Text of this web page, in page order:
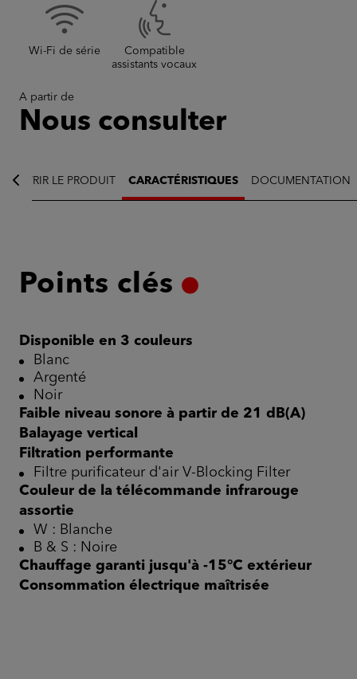
bâtiment historique
Wi-Fi de série
Compatible
assistants vocaux
A partir de
Nous consulter
LE PRODUIT CARACTÉRISTIQUES DOCUMENTATION
Points clés
Disponible en 3 couleurs
Blanc
Argenté
Noir
Faible niveau sonore à partir de 21 dB(A)
Balayage vertical
Filtration performante
Filtre purificateur d'air V-Blocking Filter
Couleur de la télécommande infrarouge
assortie
W : Blanche
B & S : Noire
Chauffage garanti jusqu'à -15°C extérieur
Consommation électrique maîtrisée